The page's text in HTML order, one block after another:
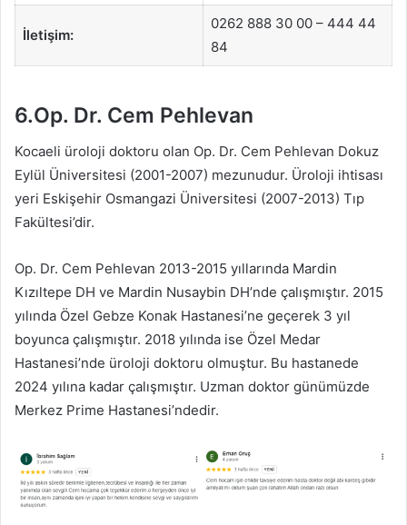
İletişim:
0262 888 30 00 – 444 44
84
6.Op. Dr. Cem Pehlevan
Kocaeli üroloji doktoru olan Op. Dr. Cem Pehlevan Dokuz
Eylül Üniversitesi (2001-2007) mezunudur. Üroloji ihtisası
yeri Eskişehir Osmangazi Üniversitesi (2007-2013) Tıp
Fakültesi’dir.
Op. Dr. Cem Pehlevan 2013-2015 yıllarında Mardin
Kızıltepe DH ve Mardin Nusaybin DH’nde çalışmıştır. 2015
yılında Özel Gebze Konak Hastanesi’ne geçerek 3 yıl
boyunca çalışmıştır. 2018 yılında ise Özel Medar
Hastanesi’nde üroloji doktoru olmuştur. Bu hastanede
2024 yılına kadar çalışmıştır. Uzman doktor günümüzde
Merkez Prime Hastanesi’ndedir.